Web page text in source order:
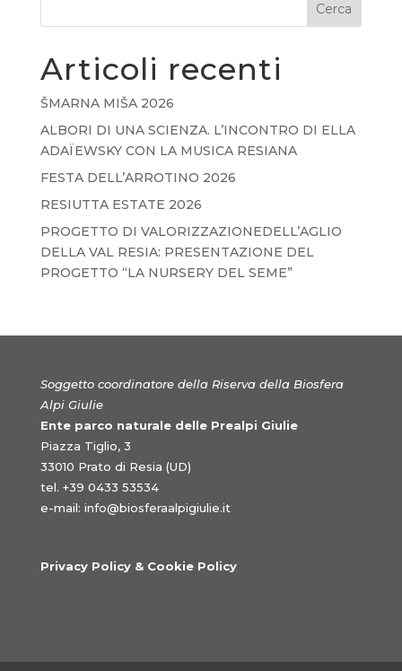
Cerca
Articoli recenti
ŠMARNA MIŠA 2026
ALBORI DI UNA SCIENZA. L’INCONTRO DI ELLA
ADAÏEWSKY CON LA MUSICA RESIANA
FESTA DELL’ARROTINO 2026
RESIUTTA ESTATE 2026
PROGETTO DI VALORIZZAZIONEDELL’AGLIO
DELLA VAL RESIA: PRESENTAZIONE DEL
PROGETTO “LA NURSERY DEL SEME”
Soggetto coordinatore della Riserva della Biosfera
Alpi Giulie
Ente parco naturale delle Prealpi Giulie
Piazza Tiglio, 3
33010 Prato di Resia (UD)
tel. +39 0433 53534
e-mail: info@biosferaalpigiulie.it
Privacy Policy & Cookie Policy